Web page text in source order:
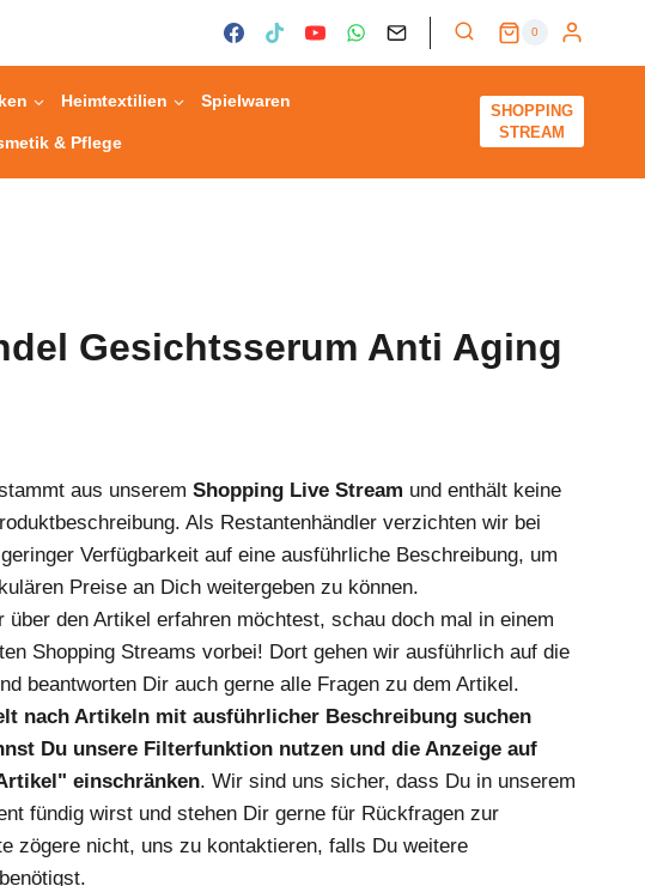
0
Heimtextilien Spielwaren
& Pflege
SHOPPING
STREAM
Gesichtsserum Anti Aging
aus unserem Shopping Live Stream und enthält keine
Als Restantenhändler verzichten wir bei
Verfügbarkeit auf eine ausführliche Beschreibung, um
Preise an Dich weitergeben zu können.
über den Artikel erfahren möchtest, schau doch mal in einem
Shopping Streams vorbei! Dort gehen wir ausführlich auf die
beantworten Dir auch gerne alle Fragen zu dem Artikel.
nach Artikeln mit ausführlicher Beschreibung suchen
Du unsere Filterfunktion nutzen und die Anzeige auf
einschränken. Wir sind uns sicher, dass Du in unserem
fündig wirst und stehen Dir gerne für Rückfragen zur
zögere nicht, uns zu kontaktieren, falls Du weitere